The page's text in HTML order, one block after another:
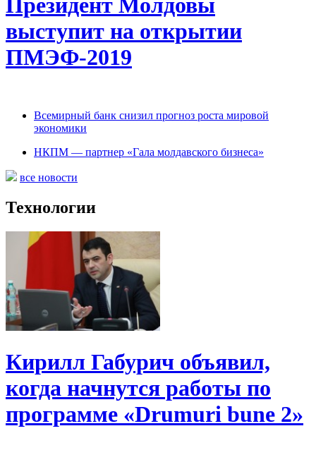
выступит на открытии
ПМЭФ-2019
Всемирный банк снизил прогноз роста мировой
экономики
НКПМ — партнер «Гала молдавского бизнеса»
все новости
Технологии
Кирилл Габурич объявил,
когда начнутся работы по
программе «Drumuri bune 2»